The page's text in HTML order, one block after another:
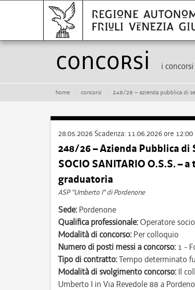
Concorsi i
home concorsi 248/26 – azienda pubblica di servizi
28.05.2026 Scadenza: 11.06.2026 ore 12:00
248/26 – Azienda Pubblica di
SOCIO SANITARIO O.S.S. –
graduatoria
ASP "Umberto I" di Pordenone
Sede: Pordenone
Qualifica professionale: Operatore
Modalità di concorso: Per colloquio
Numero di posti messi a concorso: 1 -
Tipo di contratto:Tempo determinato
Modalità di svolgimento concorso: Il
Umberto I in Via Revedole 88 a